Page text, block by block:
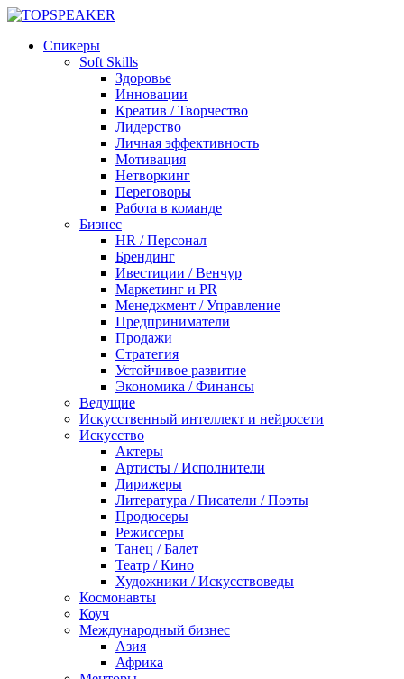
Спикеры
Soft Skills
Здоровье
Инновации
Креатив / Творчество
Лидерство
Личная эффективность
Мотивация
Нетворкинг
Переговоры
Работа в команде
Бизнес
HR / Персонал
Брендинг
Ивестиции / Венчур
Маркетинг и PR
Менеджмент / Управление
Предприниматели
Продажи
Стратегия
Устойчивое развитие
Экономика / Финансы
Ведущие
Искусственный интеллект и нейросети
Искусство
Актеры
Артисты / Исполнители
Дирижеры
Литература / Писатели / Поэты
Продюсеры
Режиссеры
Танец / Балет
Театр / Кино
Художники / Искусствоведы
Космонавты
Коуч
Международный бизнес
Азия
Африка